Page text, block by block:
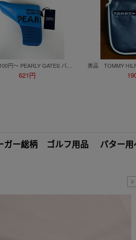
621円
ー総柄 ゴルフ用品 パター用